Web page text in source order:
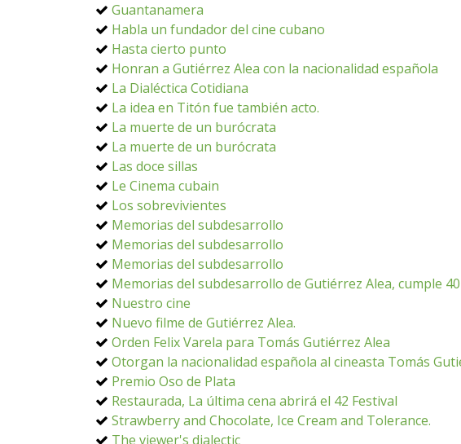
Guantanamera
Habla un fundador del cine cubano
Hasta cierto punto
Honran a Gutiérrez Alea con la nacionalidad española
La Dialéctica Cotidiana
La idea en Titón fue también acto.
La muerte de un burócrata
La muerte de un burócrata
Las doce sillas
Le Cinema cubain
Los sobrevivientes
Memorias del subdesarrollo
Memorias del subdesarrollo
Memorias del subdesarrollo
Memorias del subdesarrollo de Gutiérrez Alea, cumple
Nuestro cine
Nuevo filme de Gutiérrez Alea.
Orden Felix Varela para Tomás Gutiérrez Alea
Otorgan la nacionalidad española al cineasta Tomás
Premio Oso de Plata
Restaurada, La última cena abrirá el 42 Festival
Strawberry and Chocolate, Ice Cream and Tolerance.
The viewer's dialectic